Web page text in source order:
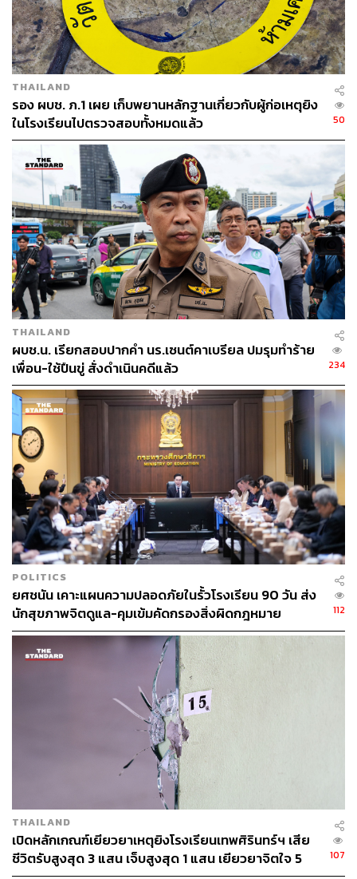
THAILAND
รอง ผบช. ภ.1 เผย เก็บพยานหลักฐานเกี่ยวกับผู้ก่อเหตุยิง
ในโรงเรียนไปตรวจสอบทั้งหมดแล้ว
50
THAILAND
ผบช.น. เรียกสอบปากคำ นร.เซนต์คาเบรียล ปมรุมทำร้าย
เพื่อน-ใช้ปืนขู่ สั่งดำเนินคดีแล้ว
234
POLITICS
ยศชนัน เคาะแผนความปลอดภัยในรั้วโรงเรียน 90 วัน ส่ง
นักสุขภาพจิตดูแล-คุมเข้มคัดกรองสิ่งผิดกฎหมาย
112
THAILAND
เปิดหลักเกณฑ์เยียวยาเหตุยิงโรงเรียนเทพศิรินทร์ฯ เสีย
ชีวิตรับสูงสุด 3 แสน เจ็บสูงสุด 1 แสน เยียวยาจิตใจ 5
107